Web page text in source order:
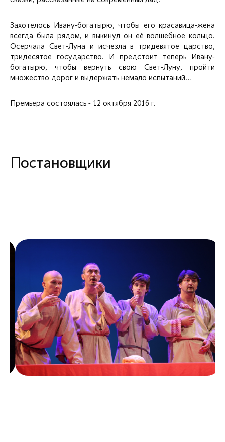
Захотелось Ивану-богатырю, чтобы его красавица-жена
всегда была рядом, и выкинул он её волшебное кольцо.
Осерчала Свет-Луна и исчезла в тридевятое царство,
тридесятое государство. И предстоит теперь Ивану-
богатырю, чтобы вернуть свою Свет-Луну, пройти
множество дорог и выдержать немало испытаний…
Премьера состоялась - 12 октября 2016 г.
Постановщики